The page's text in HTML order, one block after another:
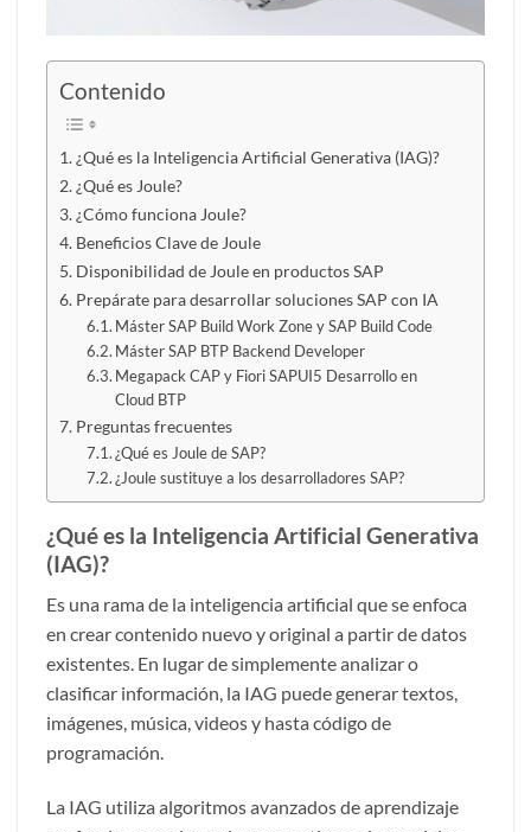
Contenido
¿Qué es la Inteligencia Artificial Generativa (IAG)?
¿Qué es Joule?
¿Cómo funciona Joule?
Beneficios Clave de Joule
Disponibilidad de Joule en productos SAP
Prepárate para desarrollar soluciones SAP con IA
Máster SAP Build Work Zone y SAP Build Code
Máster SAP BTP Backend Developer
Megapack CAP y Fiori SAPUI5 Desarrollo en
Cloud BTP
Preguntas frecuentes
¿Qué es Joule de SAP?
¿Joule sustituye a los desarrolladores SAP?
¿Qué es la Inteligencia Artificial Generativa
(IAG)?
Es una rama de la inteligencia artificial que se enfoca
en crear contenido nuevo y original a partir de datos
existentes. En lugar de simplemente analizar o
clasificar información, la IAG puede generar textos,
imágenes, música, videos y hasta código de
programación.
La IAG utiliza algoritmos avanzados de aprendizaje